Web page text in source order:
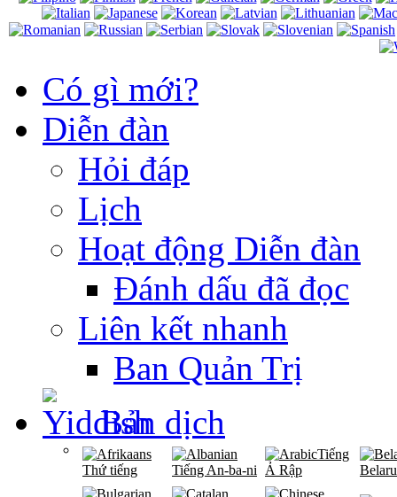
Có gì mới?
Diễn đàn
Hỏi đáp
Lịch
Hoạt động Diễn đàn
Đánh dấu đã đọc
Liên kết nhanh
Ban Quản Trị
Bản dịch
Thứ tiếng Tiếng An-ba-ni
Tiếng
Ả Rập